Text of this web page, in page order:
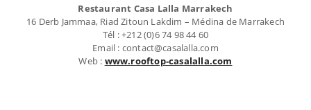
Restaurant Casa Lalla Marrakech
16 Derb Jammaa, Riad Zitoun Lakdim – Médina de Marrakech
Tél : +212 (0)6 74 98 44 60
Email : contact@casalalla.com
Web : www.rooftop-casalalla.com